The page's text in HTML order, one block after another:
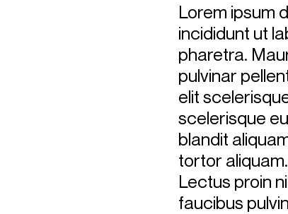
Lorem ipsum
incididunt ut
pharetra.
pulvinar
elit
scelerisque
blandit
tortor
Lectus proin
faucibus